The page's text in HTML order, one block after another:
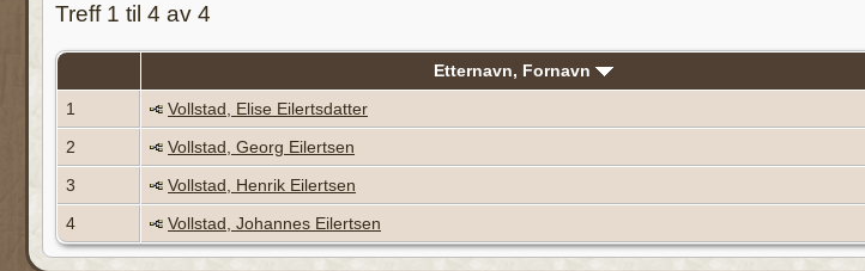
Treff 1 til 4 av 4
Etternavn, Fornavn
1
Vollstad, Elise Eilertsdatter
2
Vollstad, Georg Eilertsen
3
Vollstad, Henrik Eilertsen
4
Vollstad, Johannes Eilertsen